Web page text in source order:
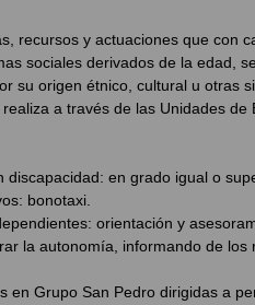
recursos y actuaciones que con
sociales derivados de la edad,
su origen étnico, cultural u otras
a través de las Unidades de
discapacidad: en grado igual o
bonotaxi.
orientación y
la autonomía, informando de
en Grupo San Pedro dirigidas a